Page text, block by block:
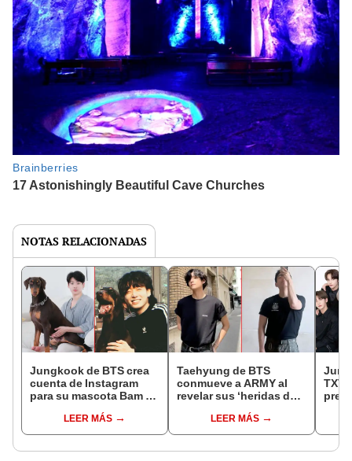
NOTAS RELACIONADAS
Jungkook de BTS crea
cuenta de Instagram
para su mascota Bam y
seguidoresLEER MÁS
Taehyung de BTS
conmueve a ARMY al
revelar sus ‘heridas de
LEER MÁS
TXT